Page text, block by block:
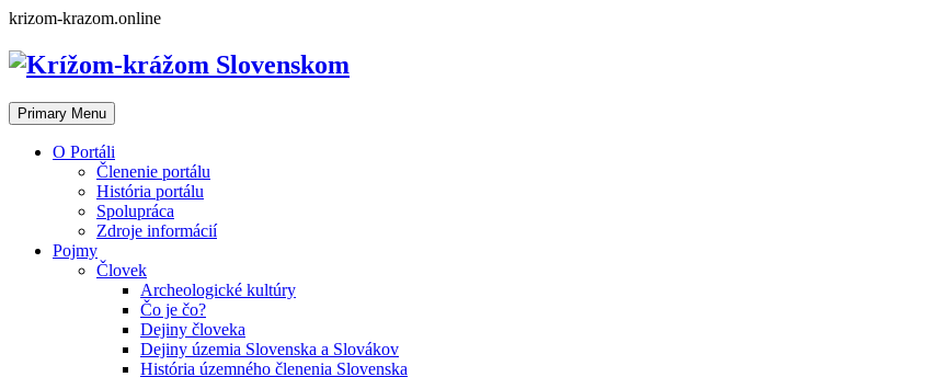
Skip
content
krizom-krazom.online
Primary Menu
O Portáli
Členenie portálu
História portálu
Spolupráca
Zdroje informácií
Pojmy
Človek
Archeologické kultúry
Čo je čo?
Dejiny človeka
Dejiny územia Slovenska a Slovákov
História územného členenia Slovenska